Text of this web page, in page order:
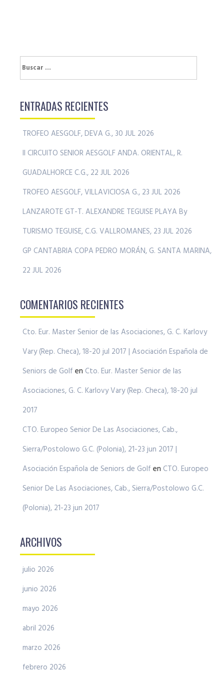
Buscar:
ENTRADAS RECIENTES
TROFEO AESGOLF, DEVA G., 30 JUL 2026
II CIRCUITO SENIOR AESGOLF ANDA. ORIENTAL, R.
GUADALHORCE C.G., 22 JUL 2026
TROFEO AESGOLF, VILLAVICIOSA G., 23 JUL 2026
LANZAROTE GT-T. ALEXANDRE TEGUISE PLAYA By
TURISMO TEGUISE, C.G. VALLROMANES, 23 JUL 2026
GP CANTABRIA COPA PEDRO MORÁN, G. SANTA MARINA,
22 JUL 2026
COMENTARIOS RECIENTES
Cto. Eur. Master Senior de las Asociaciones, G. C. Karlovy
Vary (Rep. Checa), 18-20 jul 2017 | Asociación Española de
Seniors de Golf en Cto. Eur. Master Senior de las
Asociaciones, G. C. Karlovy Vary (Rep. Checa), 18-20 jul
2017
CTO. Europeo Senior De Las Asociaciones, Cab.,
Sierra/Postolowo G.C. (Polonia), 21-23 jun 2017 |
Asociación Española de Seniors de Golf en CTO. Europeo
Senior De Las Asociaciones, Cab., Sierra/Postolowo G.C.
(Polonia), 21-23 jun 2017
ARCHIVOS
julio 2026
junio 2026
mayo 2026
abril 2026
marzo 2026
febrero 2026